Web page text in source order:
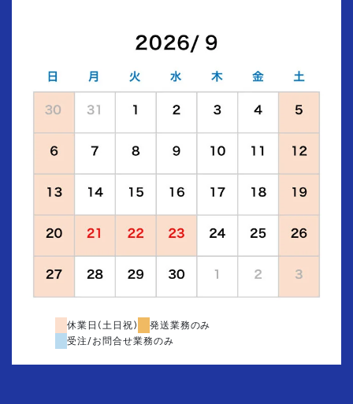
休業日(土日祝)
発送業務のみ
受注/お問合せ業務のみ